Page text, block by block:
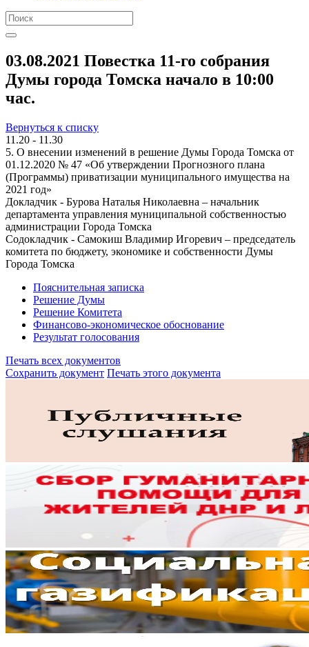
03.08.2021 Повестка 11-го собрания
Думы города Томска начало в 10:00
час.
Вернуться к списку
11.20 - 11.30
5. О внесении изменений в решение Думы Города Томска от
01.12.2020 № 47 «Об утверждении Прогнозного плана
(Программы) приватизации муниципального имущества на
2021 год»
Докладчик - Бурова Наталья Николаевна – начальник
департамента управления муниципальной собственностью
администрации Города Томска
Содокладчик - Самокиш Владимир Игоревич – председатель
комитета по бюджету, экономике и собственности Думы
Города Томска
Пояснительная записка
Решение Думы
Решение Комитета
Финансово-экономическое обоснование
Результат голосования
Печать всех документов
Сохранить документ Печать этого документа